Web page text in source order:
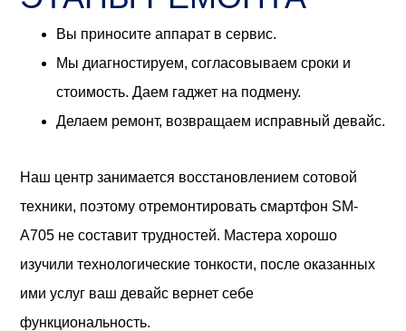
Вы приносите аппарат в сервис.
Мы диагностируем, согласовываем сроки и
стоимость. Даем гаджет на подмену.
Делаем ремонт, возвращаем исправный девайс.
Наш центр занимается восстановлением сотовой
техники, поэтому отремонтировать смартфон SM-
A705 не составит трудностей. Мастера хорошо
изучили технологические тонкости, после оказанных
ими услуг ваш девайс вернет себе
функциональность.